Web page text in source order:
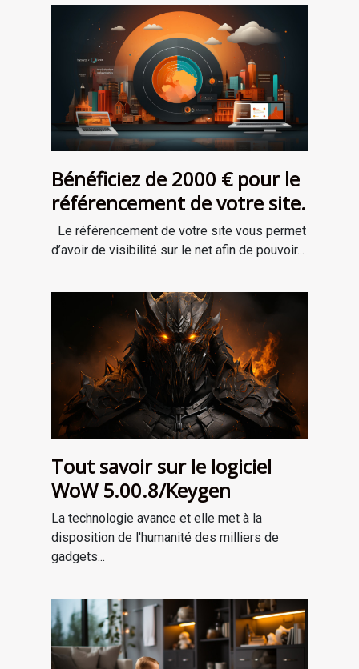
Bénéficiez de 2000 € pour le
référencement de votre site.
Le référencement de votre site vous permet
d’avoir de visibilité sur le net afin de pouvoir...
Tout savoir sur le logiciel
WoW 5.00.8/Keygen
La technologie avance et elle met à la
disposition de l'humanité des milliers de
gadgets...